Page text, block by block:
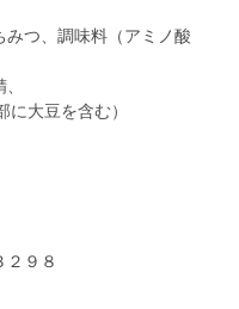
、調味料（アミノ酸
豆を含む）
９８